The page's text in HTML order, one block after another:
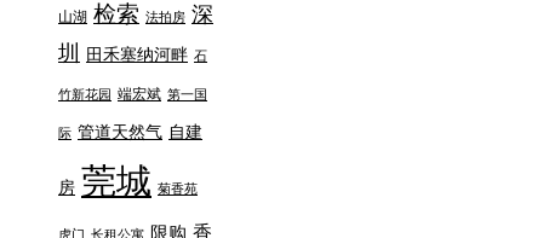
山湖 检索 法拍房 深
圳
田禾塞纳河畔 石
竹新花园 端宏斌 第一国
际 管道天然气 自建
房 莞城 菊香苑
限购 香